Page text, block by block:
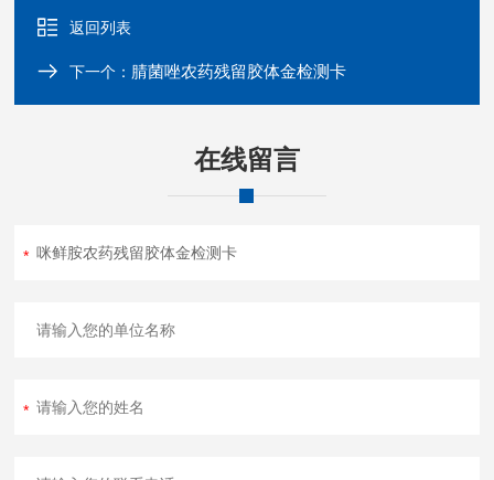
返回列表
下一个： 腈菌唑农药残留胶体金检测卡
在线留言